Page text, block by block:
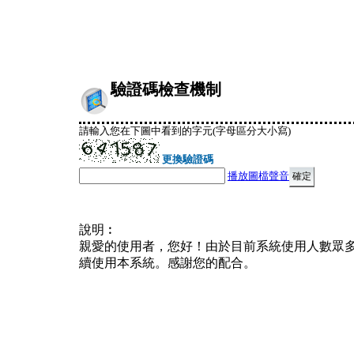
驗證碼檢查機制
請輸入您在下圖中看到的字元(字母區分大小寫)
更換驗證碼
播放圖檔聲音
說明︰
親愛的使用者，您好！由於目前系統使用人數眾
續使用本系統。感謝您的配合。